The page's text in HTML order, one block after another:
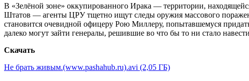
В «Зелёной зоне» оккупированного Ирака — территории,
Штатов — агенты ЦРУ тщетно ищут следы оружия массового
становится очевидной офицеру Рою Миллеру, попытавшемуся
далеко могут зайти генералы, решившие во что бы то ни стало
Скачать
Не брать живым.(www.pashahub.ru).avi (2,05 ГБ)